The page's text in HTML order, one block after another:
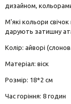
дизайном,
М'які кольори
дарують затишну
Колір: айворі
Матеріал: віск
Розмір: 18*2 см
Час горіння: 8 годин